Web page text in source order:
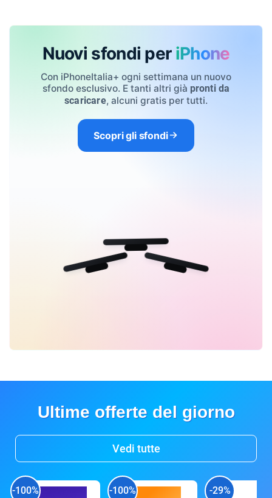
Nuovi sfondi per iPhone
Con iPhoneItalia+ ogni settimana un nuovo
sfondo esclusivo. E tanti altri già pronti da
scaricare, alcuni gratis per tutti.
Scopri gli sfondi
Ultime offerte del giorno
Vedi tutte
-100% -100% -29%